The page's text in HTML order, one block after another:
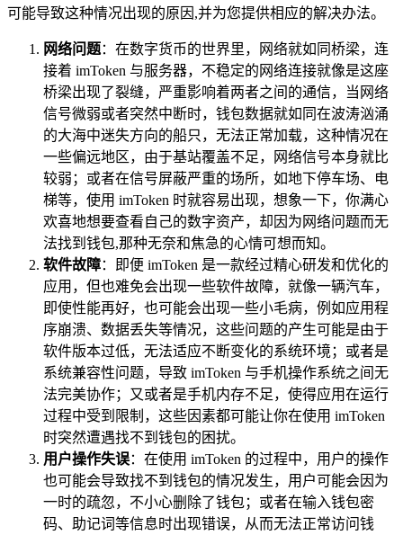
可能导致这种情况出现的原因,并为您提供相应的解决办法。
网络问题：在数字货币的世界里，网络就如同桥梁，连
接着 imToken 与服务器，不稳定的网络连接就像是这座
桥梁出现了裂缝，严重影响着两者之间的通信，当网络
信号微弱或者突然中断时，钱包数据就如同在波涛汹涌
的大海中迷失方向的船只，无法正常加载，这种情况在
一些偏远地区，由于基站覆盖不足，网络信号本身就比
较弱；或者在信号屏蔽严重的场所，如地下停车场、电
梯等，使用 imToken 时就容易出现，想象一下，你满心
欢喜地想要查看自己的数字资产，却因为网络问题而无
法找到钱包,那种无奈和焦急的心情可想而知。
软件故障：即便 imToken 是一款经过精心研发和优化的
应用，但也难免会出现一些软件故障，就像一辆汽车，
即使性能再好，也可能会出现一些小毛病，例如应用程
序崩溃、数据丢失等情况，这些问题的产生可能是由于
软件版本过低，无法适应不断变化的系统环境；或者是
系统兼容性问题，导致 imToken 与手机操作系统之间无
法完美协作；又或者是手机内存不足，使得应用在运行
过程中受到限制，这些因素都可能让你在使用 imToken
时突然遭遇找不到钱包的困扰。
用户操作失误：在使用 imToken 的过程中，用户的操作
也可能会导致找不到钱包的情况发生，用户可能会因为
一时的疏忽，不小心删除了钱包；或者在输入钱包密
码、助记词等信息时出现错误，从而无法正常访问钱